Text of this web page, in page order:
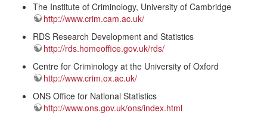
The Institute of Criminology, University of Cambridge
http://www.crim.cam.ac.uk/
RDS Research Development and Statistics
http://rds.homeoffice.gov.uk/rds/
Centre for Criminology at the University of Oxford
http://www.crim.ox.ac.uk/
ONS Office for National Statistics
http://www.ons.gov.uk/ons/index.html